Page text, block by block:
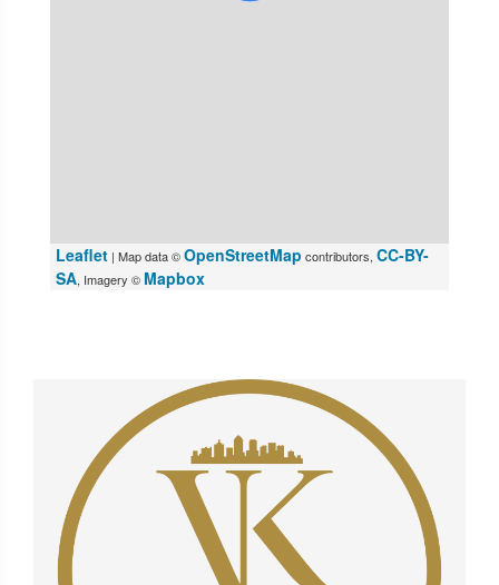
Leaflet | Map data ©OpenStreetMap contributors, CC-BY-
SA, Imagery © Mapbox